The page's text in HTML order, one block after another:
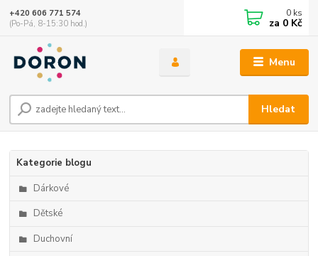
Menu
Hledat
+420 606 771 574
(Po-Pá, 8-15:30 hod.)
0 ks
za 0 Kč
Kategorie blogu
Dárkové
Dětské
Duchovní